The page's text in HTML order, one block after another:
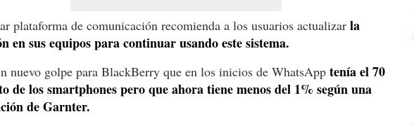
plataforma de comunicación recomienda a los usuarios actualizar la
en sus equipos para continuar usando este sistema.
nuevo golpe para BlackBerry que en los inicios de WhatsApp tenía el 70
de los smartphones pero que ahora tiene menos del 1% según una
de Garnter.